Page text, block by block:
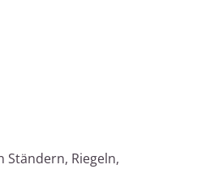
Ständern, Riegeln,